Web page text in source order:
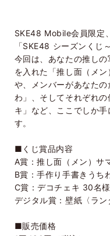
SKE48 Mobile会員限定
「SKE48 シーズンくじ
今回は、あなたの推し
を入れた「推し面（メン
や、メンバーがあなた
わ」、そしてそれぞれ
キ」など、ここでしか
す。
■くじ賞品内容
A賞：推し面（メン）サ
B賞：手作り手書きう
C賞：デコチェキ 30名様
デジタル賞：壁紙〈ラン
■販売価格